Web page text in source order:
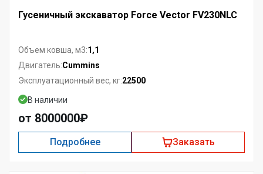
Гусеничный экскаватор Force Vector FV230NLC
Объем ковша, м3:1,1
Двигатель:Cummins
Эксплуатационный вес, кг:22500
В наличии
от 8000000₽
Подробнее Заказать